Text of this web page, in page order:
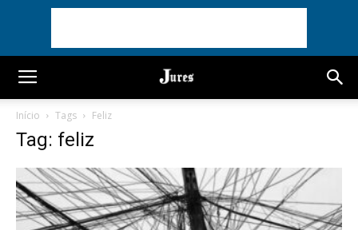
Início Tags Feliz
Tag: feliz